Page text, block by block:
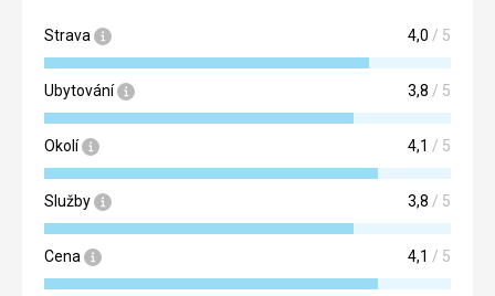
Strava 4,0 / 5
Ubytování 3,8 / 5
Okolí 4,1 / 5
Služby 3,8 / 5
Cena 4,1 / 5